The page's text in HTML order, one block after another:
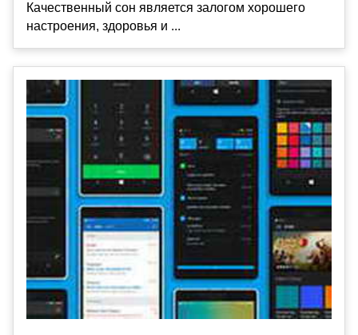
Качественный сон является залогом хорошего
настроения, здоровья и ...